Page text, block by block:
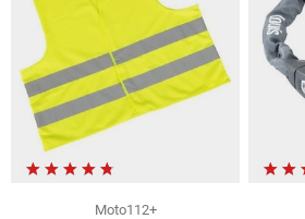
Moto112+